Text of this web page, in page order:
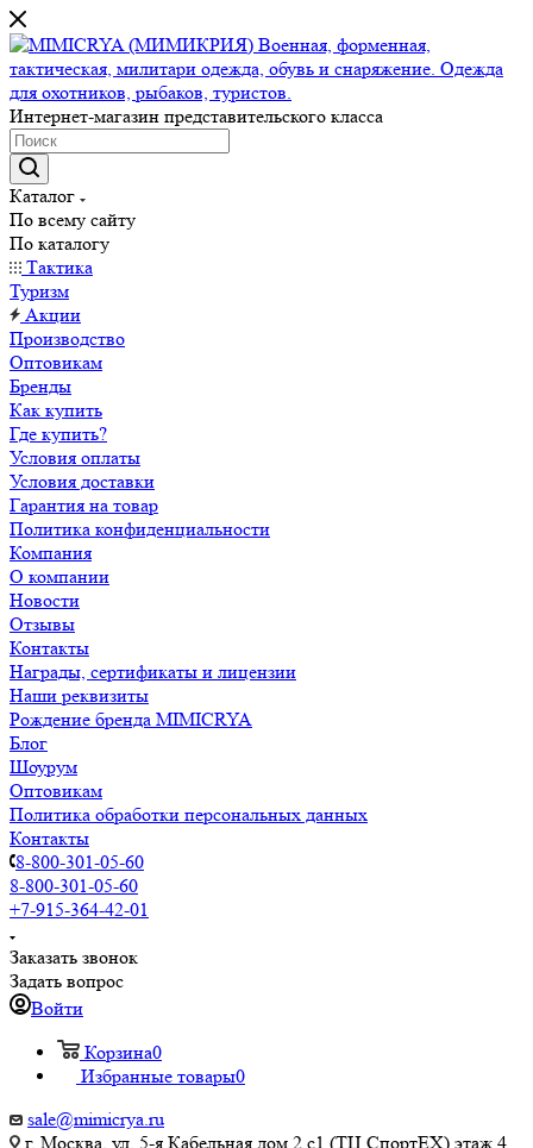
Интернет-магазин представительского класса
Каталог
По всему сайту
По каталогу
Тактика
Туризм
Акции
Производство
Оптовикам
Бренды
Как купить
Где купить?
Условия оплаты
Условия доставки
Гарантия на товар
Политика конфиденциальности
Компания
О компании
Новости
Отзывы
Контакты
Награды, сертификаты и лицензии
Наши реквизиты
Рождение бренда MIMICRYA
Блог
Шоурум
Оптовикам
Политика обработки персональных данных
Контакты
8-800-301-05-60
8-800-301-05-60
+7-915-364-42-01
Заказать звонок
Задать вопрос
Войти
Корзина0
Избранные товары0
sale@mimicrya.ru
г. Москва, ул. 5-я Кабельная дом 2 с1 (ТЦ СпортEX) этаж 4